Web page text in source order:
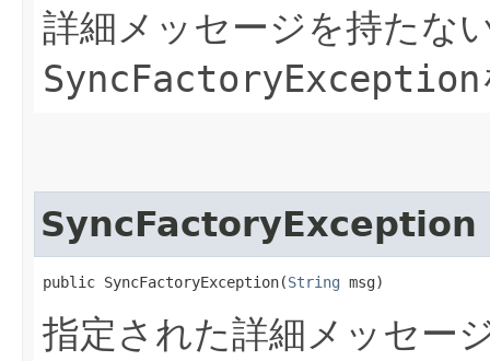
詳細メッセージを持たな
SyncFactoryException
SyncFactoryException
public SyncFactoryException​(String msg)
指定された詳細メッセー